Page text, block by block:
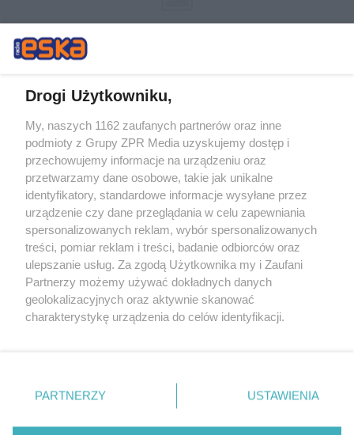
Żaden utwór zamieszczony w serwisie nie może być powielany i
rozpowszechniany lub dalej rozpowszechniany w jakikolwiek sposób (w
tym także elektroniczny lub mechaniczny) na jakimkolwiek polu
eksploatacji w jakiejkolwiek formie, włącznie z umieszczaniem w
Internecie bez pisemnej zgody właściciela praw. Jakiekolwiek użycie lub
wykorzystanie utworów w całości lub w części z naruszeniem prawa,
tzn. bez właściwej zgody, jest zabronione pod groźbą kary i może być
ścigane prawnie.
© 2026 Grupa ZPR Media
Drogi Użytkowniku,
My, naszych 1162 zaufanych partnerów oraz inne
podmioty z Grupy ZPR Media uzyskujemy dostęp i
przechowujemy informacje na urządzeniu oraz
przetwarzamy dane osobowe, takie jak unikalne
identyfikatory, standardowe informacje wysyłane przez
urządzenie czy dane przeglądania w celu zapewniania
spersonalizowanych reklam, wybór spersonalizowanych
treści, pomiar reklam i treści, badanie odbiorców oraz
ulepszanie usług. Za zgodą Użytkownika my i Zaufani
Partnerzy możemy używać dokładnych danych
geolokalizacyjnych oraz aktywnie skanować
charakterystykę urządzenia do celów identyfikacji.
zmienić/wycofać klikając przycisk ustawień prywatności
znajdujący się w lewym dolnym rogu strony
rodzaje przetwarzania danych nie wymagają zgody
PARTNERZY USTAWIENIA